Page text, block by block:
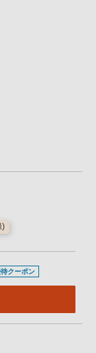
)
クーポン